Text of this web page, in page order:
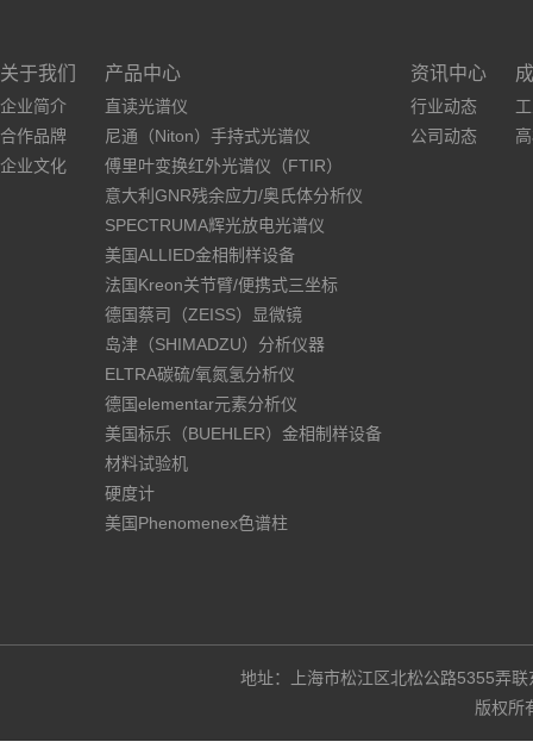
关于我们
企业简介
合作品牌
企业文化
产品中心
直读光谱仪
尼通（Niton）手持式光谱仪
傅里叶变换红外光谱仪（FTIR）
意大利GNR残余应力/奥氏体分析仪
SPECTRUMA辉光放电光谱仪
美国ALLIED金相制样设备
法国Kreon关节臂/便携式三坐标
德国蔡司（ZEISS）显微镜
岛津（SHIMADZU）分析仪器
ELTRA碳硫/氧氮氢分析仪
德国elementar元素分析仪
美国标乐（BUEHLER）金相制样设备
材料试验机
硬度计
美国Phenomenex色谱柱
资讯中心
行业动态
公司动态
地址：上海市松江区北松公路5355
版权所